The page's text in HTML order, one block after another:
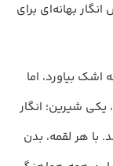
بهانه‌ای برای
اشک بیاورد، اما
شیرین؛ انگار
با هر لقمه، بدن